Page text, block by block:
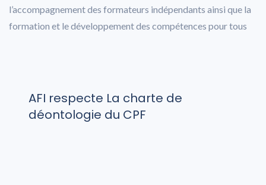
l’accompagnement des formateurs indépendants ainsi que la
formation et le développement des compétences pour tous
AFI respecte La charte de
déontologie du CPF